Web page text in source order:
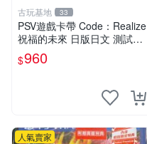
古玩基地 33
PSV遊戲卡帶 Code：Realize
祝福的未來 日版日文 測試正
常適合收藏 成色如圖 過去久
遠使用痕跡 游戲機玩古早遊
$960
人氣賣家